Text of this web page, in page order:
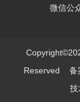
微信公
Reserved备
技